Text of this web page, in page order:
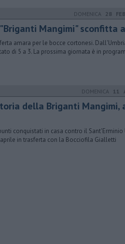
DOMENICA 28
Mangimi" sconfitta
amara per le bocce cortonesi.
di 5 a 3. La prossima giornata è in
DOMENICA 11
della Briganti Mangimi,
conquistati in casa contro il Sant'Erminio
in trasferta con la Bocciofila Gialletti